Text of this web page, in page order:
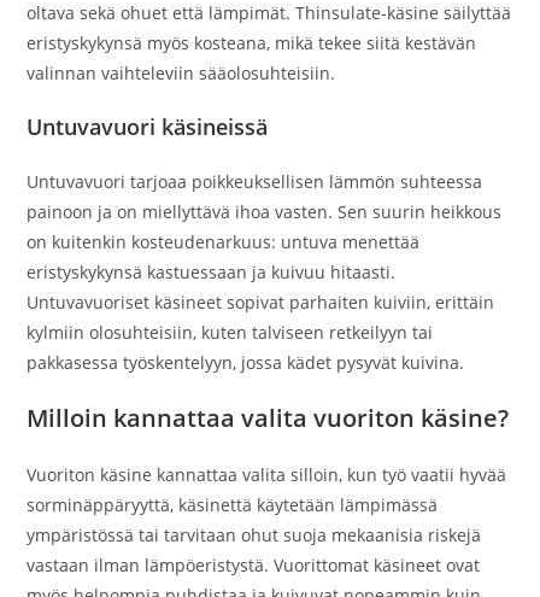
oltava sekä ohuet että lämpimät. Thinsulate-käsine säilyttää
eristyskykynsä myös kosteana, mikä tekee siitä kestävän
valinnan vaihteleviin sääolosuhteisiin.
Untuvavuori käsineissä
Untuvavuori tarjoaa poikkeuksellisen lämmön suhteessa
painoon ja on miellyttävä ihoa vasten. Sen suurin heikkous
on kuitenkin kosteudenarkuus: untuva menettää
eristyskykynsä kastuessaan ja kuivuu hitaasti.
Untuvavuoriset käsineet sopivat parhaiten kuiviin, erittäin
kylmiin olosuhteisiin, kuten talviseen retkeilyyn tai
pakkasessa työskentelyyn, jossa kädet pysyvät kuivina.
Milloin kannattaa valita vuoriton käsine?
Vuoriton käsine kannattaa valita silloin, kun työ vaatii hyvää
sorminäppäryyttä, käsinettä käytetään lämpimässä
ympäristössä tai tarvitaan ohut suoja mekaanisia riskejä
vastaan ilman lämpöeristystä. Vuorittomat käsineet ovat